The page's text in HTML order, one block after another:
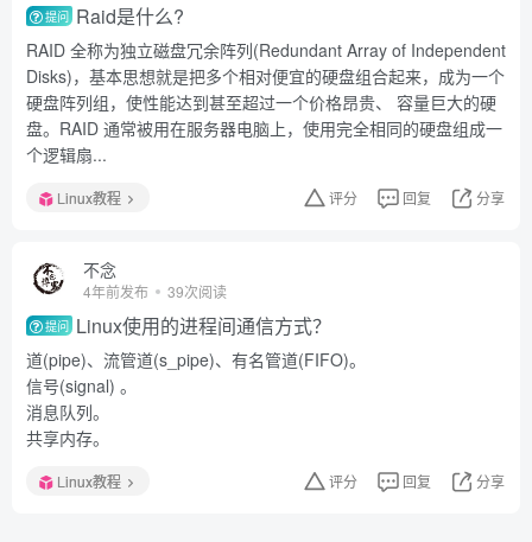
提问 Raid是什么?
RAID 全称为独立磁盘冗余阵列(Redundant Array of Independent
Disks)，基本思想就是把多个相对便宜的硬盘组合起来，成为一个
硬盘阵列组，使性能达到甚至超过一个价格昂贵、 容量巨大的硬
盘。RAID 通常被用在服务器电脑上，使用完全相同的硬盘组成一
个逻辑扇...
Linux教程 评分 回复 分享
不念
4年前发布 39次阅读
提问 Linux使用的进程间通信方式？
道(pipe)、流管道(s_pipe)、有名管道(FIFO)。
信号(signal) 。
消息队列。
共享内存。
Linux教程 评分 回复 分享